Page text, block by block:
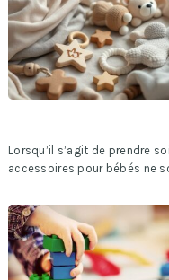
Lorsqu’il s’agit de prendre
accessoires pour bébés ne